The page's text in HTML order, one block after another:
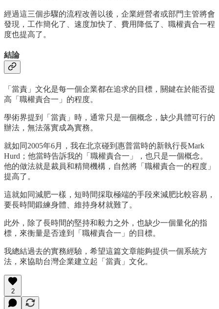
經過這三個步驟的流程改善以後，企業經營者或部門主管將會
發現，工作簡化了、速度加快了、費用降低了、職權責合一程
度也提高了。
結論
「當責」文化是每一個企業都在追求的目標，關鍵在於能否提
高「職權責合一」的程度。
學術界提到「當責」時，通常只是一個概念，缺少具體可行的
辦法，無法落實成為實務。
就如同2005年6月，我在北京碰到惠普當時的新執行長Mark
Hurd；他當時告訴我的「職權責合一」，也只是一個概念。
他的做法就是裁員和精簡機構，自然將「職權責合一的程度」
提高了。
這就如同減肥一樣，短時間採取極端的手段來減肥比較容易，
要長時間鍛練身體、維持身材就難了。
此外，除了長時間的堅持和毅力之外，也缺少一個量化的指
標，來衡量是否達到「職權責合一」的目標。
我總結過去的實務經驗，希望這篇文章能夠提供一個系統方
法，來協助台灣企業建立起「當責」文化。
2